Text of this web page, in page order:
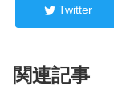
Twitter
関連記事